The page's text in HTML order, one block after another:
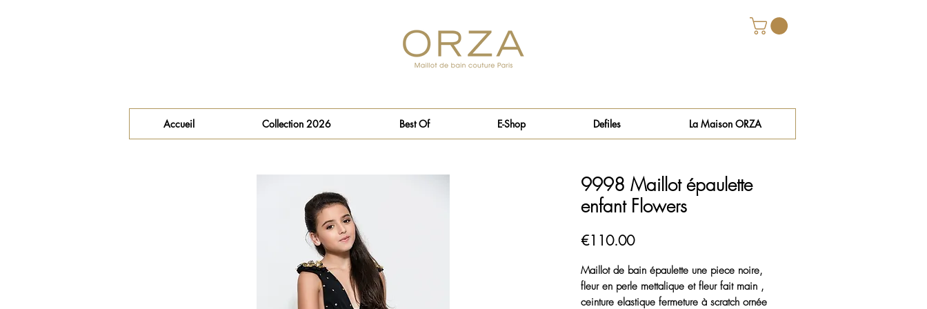
Accueil Collection 2026 Best Of E-Shop Defiles La Maison ORZA
9998 Maillot épaulette
enfant Flowers
€110.00Price
Maillot de bain épaulette une piece noire,
fleur en perle mettalique et fleur fait main ,
ceinture elastique fermeture à scratch ornée